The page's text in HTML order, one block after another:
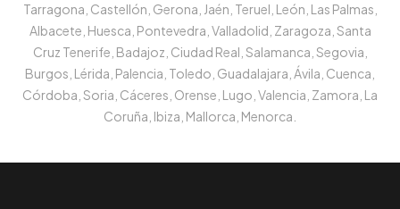
Tarragona, Castellón, Gerona, Jaén, Teruel, León, Las Palmas,
Albacete, Huesca, Pontevedra, Valladolid, Zaragoza, Santa
Cruz Tenerife, Badajoz, Ciudad Real, Salamanca, Segovia,
Burgos, Lérida, Palencia, Toledo, Guadalajara, Ávila, Cuenca,
Córdoba, Soria, Cáceres, Orense, Lugo, Valencia, Zamora, La
Coruña, Ibiza, Mallorca, Menorca.